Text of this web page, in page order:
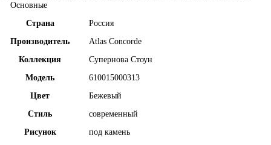
Основные
Страна
Россия
Производитель
Atlas Concorde
Коллекция
Супернова Стоун
Модель
610015000313
Цвет
Бежевый
Стиль
современный
Рисунок
под камень